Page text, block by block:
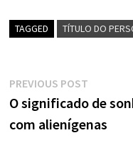
TAGGED TÍTULO DO
Navegação
de
PREVIOUS POSTPrevious
post:
O significado de
com alienígenas